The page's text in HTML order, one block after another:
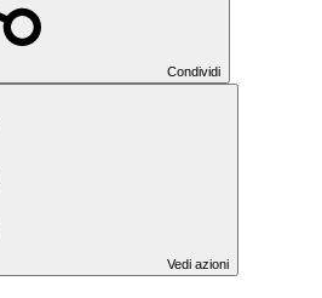
Condividi
Vedi azioni